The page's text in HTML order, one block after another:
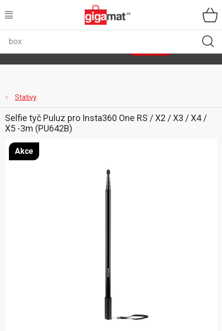
na
VŠECHNY KATEGORIE
ZAHRADA
DÍLNA
ÚLOŽNÉ BOXY
Stativy
Selfie tyč Puluz pro Insta360 One RS / X2 / X3 / X4 /
X5 -3m (PU642B)
Akce